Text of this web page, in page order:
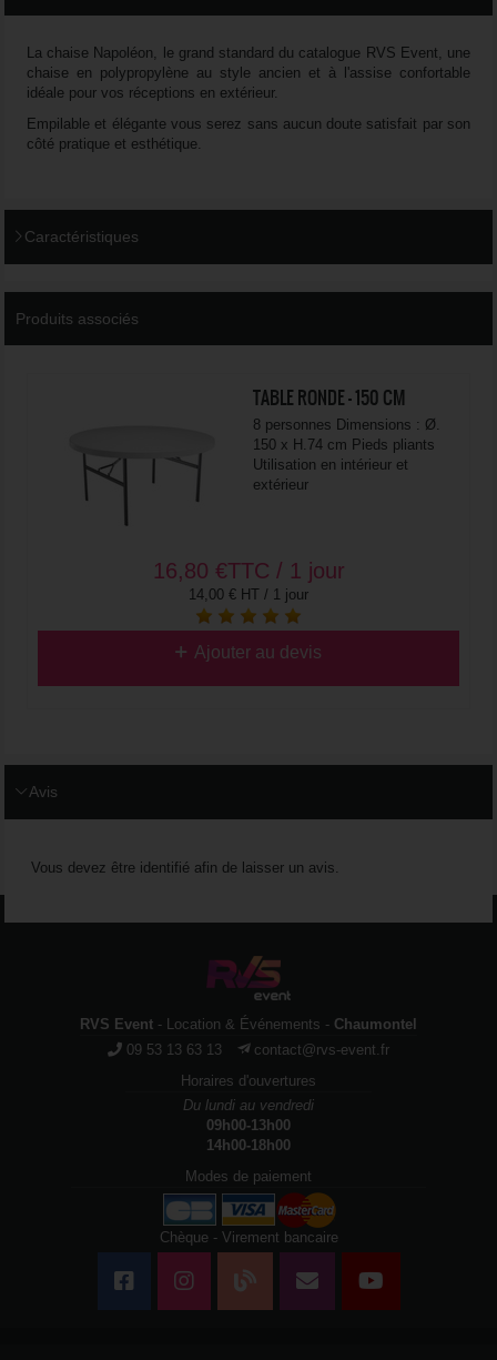
La chaise Napoléon, le grand standard du catalogue RVS Event, une
chaise en polypropylène au style ancien et à l'assise confortable
idéale pour vos réceptions en extérieur.
Empilable et élégante vous serez sans aucun doute satisfait par son
côté pratique et esthétique.
Caractéristiques
Produits associés
TABLE RONDE - 150 CM
8 personnes Dimensions : Ø.
150 x H.74 cm Pieds pliants
Utilisation en intérieur et
extérieur
16,80 €TTC / 1 jour
14,00 € HT / 1 jour
Ajouter au devis
Avis
Vous devez être identifié afin de laisser un avis.
RVS Event - Location & Événements - Chaumontel
09 53 13 63 13
contact@rvs-event.fr
Horaires d'ouvertures
Du lundi au vendredi
09h00-13h00
14h00-18h00
Modes de paiement
Chèque - Virement bancaire